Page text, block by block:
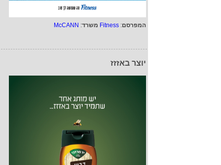
המפרסם:
Fitness משרד:
McCANN
יוצר באזזז